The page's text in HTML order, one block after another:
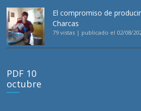
El compromiso de
Charcas
79 vistas | publicado el 02/08/
PDF 10
octubre